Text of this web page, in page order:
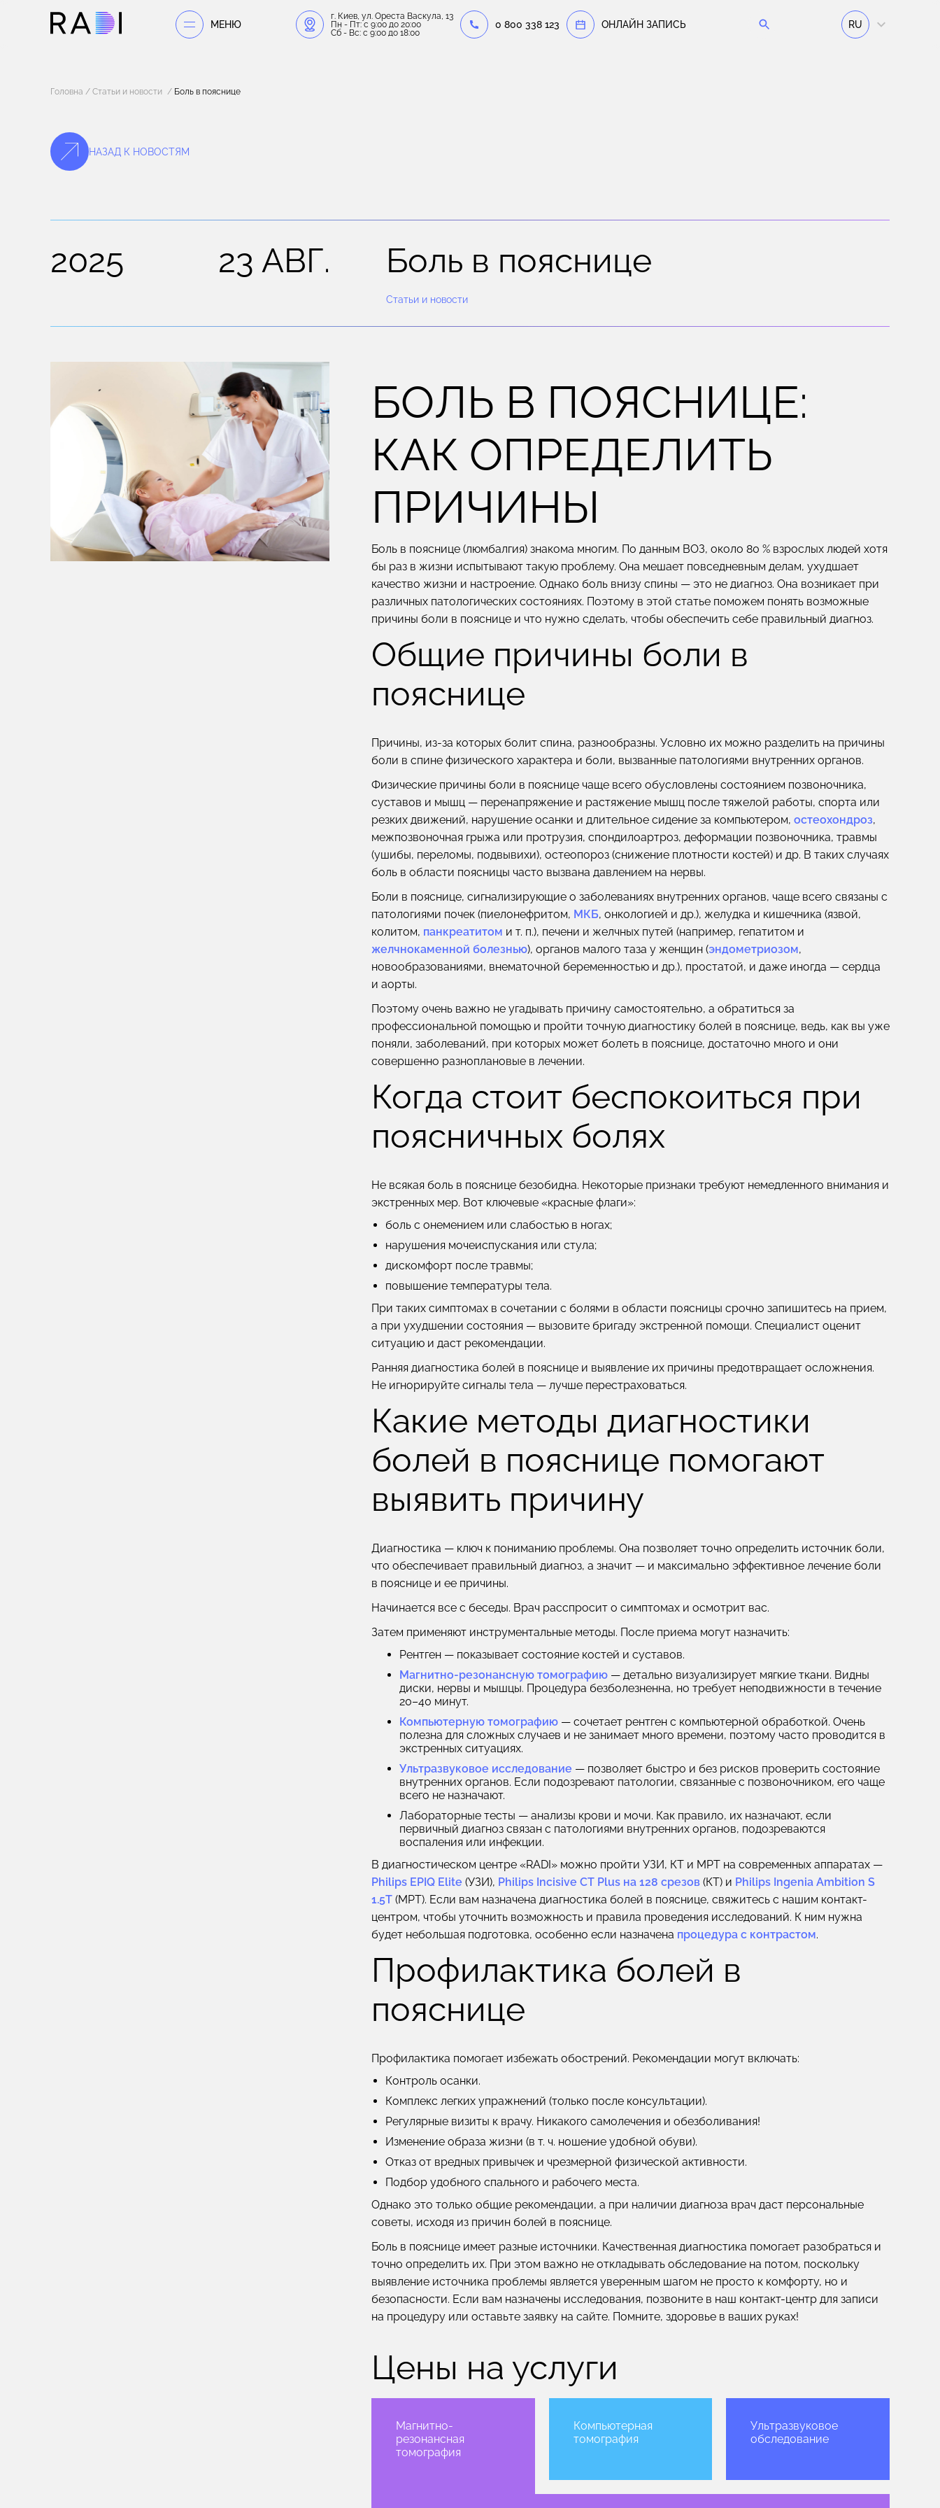
МЕНЮ
г. Киев, ул. Ореста Васкула, 13
Пн - Пт: c 9:00 до 20:00
Сб - Вс: c 9:00 до 18:00
0 800 338 123 OНЛАЙН ЗАПИСЬ RU
Головна Статьи и новости Боль в пояснице
НАЗАД К НОВОСТЯМ
2025 23 АВГ. Боль в пояснице
Статьи и новости
БОЛЬ В ПОЯСНИЦЕ:
КАК ОПРЕДЕЛИТЬ
ПРИЧИНЫ
Боль в пояснице (люмбалгия) знакома многим. По данным ВОЗ, около 80 % взрослых людей хотя
бы раз в жизни испытывают такую проблему. Она мешает повседневным делам, ухудшает
качество жизни и настроение. Однако боль внизу спины — это не диагноз. Она возникает при
различных патологических состояниях. Поэтому в этой статье поможем понять возможные
причины боли в пояснице и что нужно сделать, чтобы обеспечить себе правильный диагноз.
Общие причины боли в
пояснице
Причины, из-за которых болит спина, разнообразны. Условно их можно разделить на причины
боли в спине физического характера и боли, вызванные патологиями внутренних органов.
Физические причины боли в пояснице чаще всего обусловлены состоянием позвоночника,
суставов и мышц — перенапряжение и растяжение мышц после тяжелой работы, спорта или
резких движений, нарушение осанки и длительное сидение за компьютером, остеохондроз,
межпозвоночная грыжа или протрузия, спондилоартроз, деформации позвоночника, травмы
(ушибы, переломы, подвывихи), остеопороз (снижение плотности костей) и др. В таких случаях
боль в области поясницы часто вызвана давлением на нервы.
Боли в пояснице, сигнализирующие о заболеваниях внутренних органов, чаще всего связаны с
патологиями почек (пиелонефритом, МКБ, онкологией и др.), желудка и кишечника (язвой,
колитом, панкреатитом и т. п.), печени и желчных путей (например, гепатитом и
желчнокаменной болезнью), органов малого таза у женщин (эндометриозом,
новообразованиями, внематочной беременностью и др.), простатой, и даже иногда — сердца
и аорты.
Поэтому очень важно не угадывать причину самостоятельно, а обратиться за
профессиональной помощью и пройти точную диагностику болей в пояснице, ведь, как вы уже
поняли, заболеваний, при которых может болеть в пояснице, достаточно много и они
совершенно разноплановые в лечении.
Когда стоит беспокоиться при
поясничных болях
Не всякая боль в пояснице безобидна. Некоторые признаки требуют немедленного внимания и
экстренных мер. Вот ключевые «красные флаги»:
боль с онемением или слабостью в ногах;
нарушения мочеиспускания или стула;
дискомфорт после травмы;
повышение температуры тела.
При таких симптомах в сочетании с болями в области поясницы срочно запишитесь на прием,
а при ухудшении состояния — вызовите бригаду экстренной помощи. Специалист оценит
ситуацию и даст рекомендации.
Ранняя диагностика болей в пояснице и выявление их причины предотвращает осложнения.
Не игнорируйте сигналы тела — лучше перестраховаться.
Какие методы диагностики
болей в пояснице помогают
выявить причину
Диагностика — ключ к пониманию проблемы. Она позволяет точно определить источник боли,
что обеспечивает правильный диагноз, а значит — и максимально эффективное лечение боли
в пояснице и ее причины.
Начинается все с беседы. Врач расспросит о симптомах и осмотрит вас.
Затем применяют инструментальные методы. После приема могут назначить:
Рентген — показывает состояние костей и суставов.
Магнитно-резонансную томографию — детально визуализирует мягкие ткани. Видны
диски, нервы и мышцы. Процедура безболезненна, но требует неподвижности в течение
20–40 минут.
Компьютерную томографию — сочетает рентген с компьютерной обработкой. Очень
полезна для сложных случаев и не занимает много времени, поэтому часто проводится в
экстренных ситуациях.
Ультразвуковое исследование — позволяет быстро и без рисков проверить состояние
внутренних органов. Если подозревают патологии, связанные с позвоночником, его чаще
всего не назначают.
Лабораторные тесты — анализы крови и мочи. Как правило, их назначают, если
первичный диагноз связан с патологиями внутренних органов, подозреваются
воспаления или инфекции.
В диагностическом центре «RADI» можно пройти УЗИ, КТ и МРТ на современных аппаратах —
Philips EPIQ Elite (УЗИ), Philips Incisive CT Plus на 128 срезов (КТ) и Philips Ingenia Ambition S
1.5T (МРТ). Если вам назначена диагностика болей в пояснице, свяжитесь с нашим контакт-
центром, чтобы уточнить возможность и правила проведения исследований. К ним нужна
будет небольшая подготовка, особенно если назначена процедура с контрастом.
Профилактика болей в
пояснице
Профилактика помогает избежать обострений. Рекомендации могут включать:
Контроль осанки.
Комплекс легких упражнений (только после консультации).
Регулярные визиты к врачу. Никакого самолечения и обезболивания!
Изменение образа жизни (в т. ч. ношение удобной обуви).
Отказ от вредных привычек и чрезмерной физической активности.
Подбор удобного спального и рабочего места.
Однако это только общие рекомендации, а при наличии диагноза врач даст персональные
советы, исходя из причин болей в пояснице.
Боль в пояснице имеет разные источники. Качественная диагностика помогает разобраться и
точно определить их. При этом важно не откладывать обследование на потом, поскольку
выявление источника проблемы является уверенным шагом не просто к комфорту, но и
безопасности. Если вам назначены исследования, позвоните в наш контакт-центр для записи
на процедуру или оставьте заявку на сайте. Помните, здоровье в ваших руках!
Цены на услуги
Магнитно-
резонансная
томография
Компьютерная
томография
Ультразвуковое
обследование